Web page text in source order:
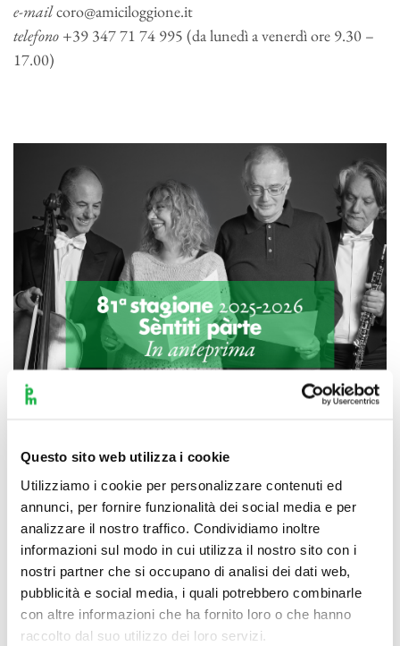
Questo sito web utilizza i cookie
Utilizziamo i cookie per personalizzare contenuti ed
annunci, per fornire funzionalità dei social media e per
analizzare il nostro traffico. Condividiamo inoltre
informazioni sul modo in cui utilizza il nostro sito con i
nostri partner che si occupano di analisi dei dati web,
pubblicità e social media, i quali potrebbero combinarle
con altre informazioni che ha fornito loro o che hanno
raccolto dal suo utilizzo dei loro servizi.
e-mailcoro@amiciloggione.it
telefono +39 347 71 74 995 (da lunedì a venerdì ore 9.30 –
17.00)